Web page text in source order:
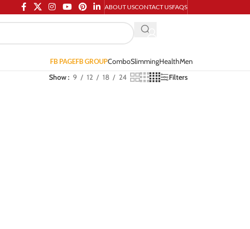
ABOUT USCONTACT USFAQS
FB PAGEFB GROUPComboSlimmingHealthMen
Show 9 12 18 24 Filters